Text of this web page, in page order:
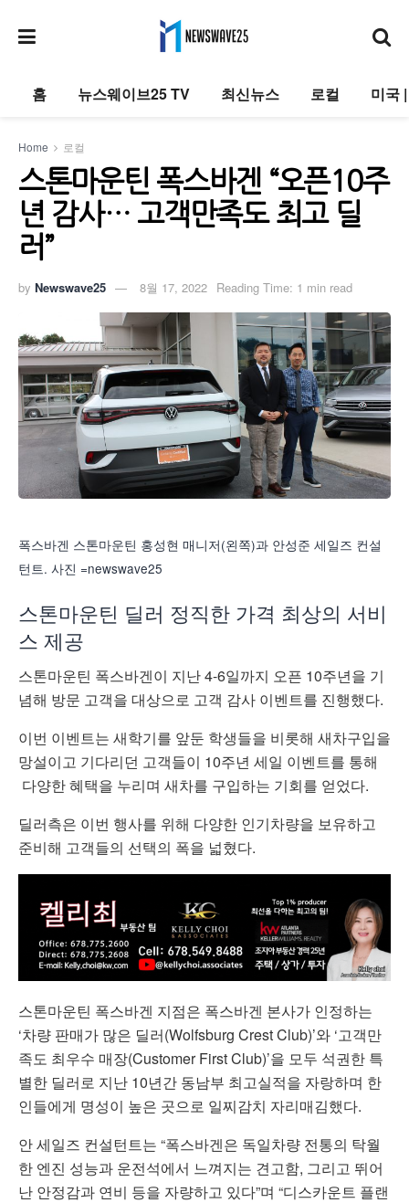
홈 뉴스웨이브25 TV 최신뉴스 로컬 미국
Home 로컬
스톤마운틴 폭스바겐 “오픈10주
년 감사… 고객만족도 최고 딜
러”
by Newswave25 8월 17, 2022 Reading Time: 1 min read
폭스바겐 스톤마운틴 홍성현 매니저(왼쪽)과 안성준 세일즈 컨설
턴트. 사진 =newswave25
스톤마운틴 딜러 정직한 가격 최상의 서비
스 제공
스톤마운틴 폭스바겐이 지난 4-6일까지 오픈 10주년을 기
념해 방문 고객을 대상으로 고객 감사 이벤트를 진행했다.
이번 이벤트는 새학기를 앞둔 학생들을 비롯해 새차구입을
망설이고 기다리던 고객들이 10주년 세일 이벤트를 통해
다양한 혜택을 누리며 새차를 구입하는 기회를 얻었다.
딜러측은 이번 행사를 위해 다양한 인기차량을 보유하고
준비해 고객들의 선택의 폭을 넓혔다.
스톤마운틴 폭스바겐 지점은 폭스바겐 본사가 인정하는
‘차량 판매가 많은 딜러(Wolfsburg Crest Club)’와 ‘고객만
족도 최우수 매장(Customer First Club)’을 모두 석권한 특
별한 딜러로 지난 10년간 동남부 최고실적을 자랑하며 한
인들에게 명성이 높은 곳으로 일찌감치 자리매김했다.
안 세일즈 컨설턴트는 “폭스바겐은 독일차량 전통의 탁월
한 엔진 성능과 운전석에서 느껴지는 견고함, 그리고 뛰어
난 안정감과 연비 등을 자량하고 있다”며 “디스카운트 플랜